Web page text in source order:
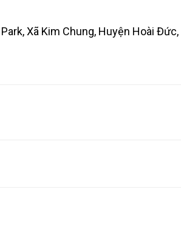
Xã Kim Chung, Huyện Hoài Đức,